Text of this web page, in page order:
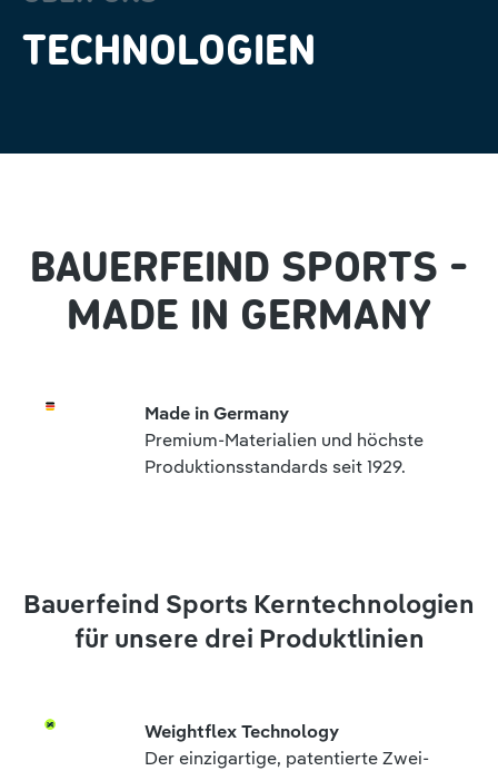
TECHNOLOGIEN
BAUERFEIND SPORTS -
MADE IN GERMANY
Made in Germany
Premium-Materialien und höchste
Produktionsstandards seit 1929.
Bauerfeind Sports Kerntechnologien
für unsere drei Produktlinien
Weightflex Technology
Der einzigartige, patentierte Zwei-